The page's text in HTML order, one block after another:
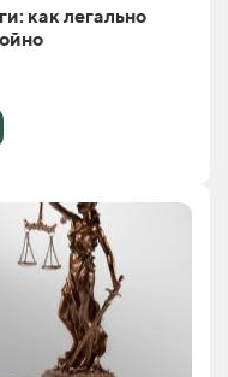
как легально